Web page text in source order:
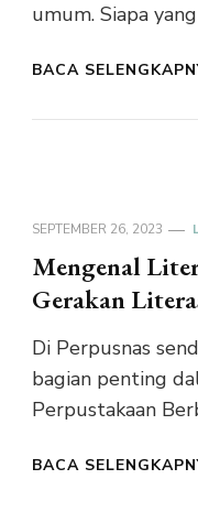
umum. Siapa
BACA
SEPTEMBER 26, 2023
Mengenal
Gerakan
Di Perpusnas
bagian penting
Perpustakaan
BACA